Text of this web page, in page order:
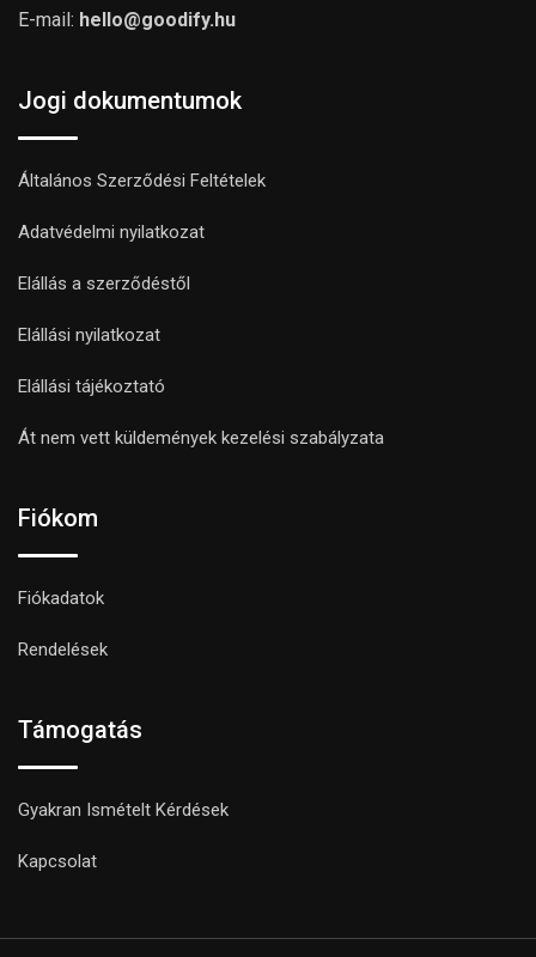
E-mail: hello@goodify.hu
Jogi dokumentumok
Általános Szerződési Feltételek
Adatvédelmi nyilatkozat
Elállás a szerződéstől
Elállási nyilatkozat
Elállási tájékoztató
Át nem vett küldemények kezelési szabályzata
Fiókom
Fiókadatok
Rendelések
Támogatás
Gyakran Ismételt Kérdések
Kapcsolat